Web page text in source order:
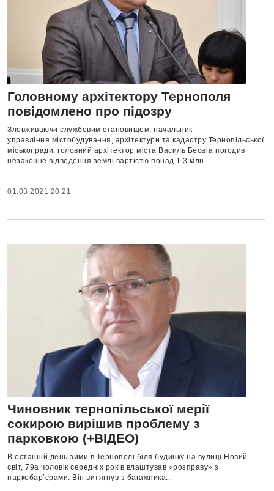
Головному архітектору Тернополя
повідомлено про підозру
Зловживаючи службовим становищем, начальник
управління містобудування, архітектури та кадастру Тернопільської
міської ради, головний архітектор міста Василь Бесага погодив
незаконне відведення землі вартістю понад 1,3 млн....
01.03.2021 20:21
Чиновник тернопільської мерії
сокирою вирішив проблему з
парковкою (+ВІДЕО)
В останній день зими в Тернополі біля будинку на вулиці Новий
світ, 79а чоловік середніх років влаштував «розправу» з
паркобар’єрами. Він витягнув з багажника...